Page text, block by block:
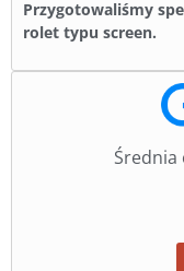
Przygotowaliśmy
rolet typu screen.
Średnia